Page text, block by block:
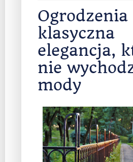
klasyczna
elegancja,
nie
mody